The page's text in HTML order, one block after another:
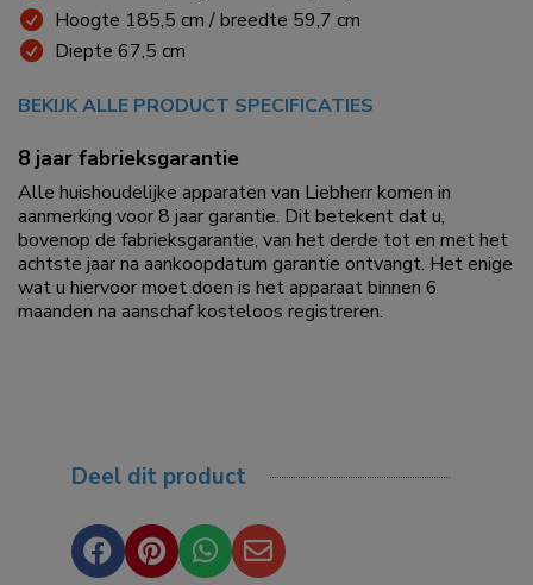
Hoogte 185,5 cm / breedte 59,7 cm
Diepte 67,5 cm
BEKIJK ALLE PRODUCT SPECIFICATIES
8 jaar fabrieksgarantie
Alle huishoudelijke apparaten van Liebherr komen in
aanmerking voor 8 jaar garantie. Dit betekent dat u,
bovenop de fabrieksgarantie, van het derde tot en met het
achtste jaar na aankoopdatum garantie ontvangt. Het enige
wat u hiervoor moet doen is het apparaat binnen 6
maanden na aanschaf kosteloos registreren.
Deel dit product
   